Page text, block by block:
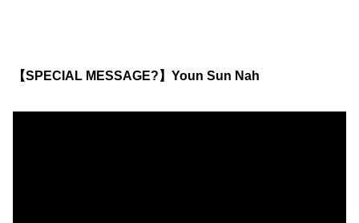
【SPECIAL MESSAGE?】Youn Sun Nah